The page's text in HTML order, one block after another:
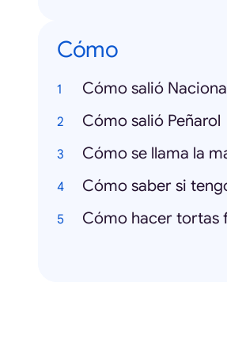
Cómo
Cómo salió
Cómo salió Peñarol
Cómo se llama la
Cómo saber si
Cómo hacer tortas